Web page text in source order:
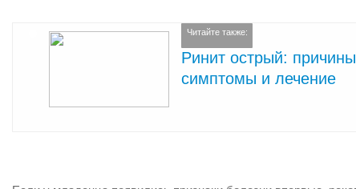
Читайте также:
Ринит острый:
симптомы и лечение